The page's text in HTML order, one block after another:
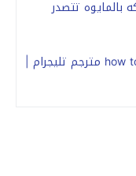
بالمايوه تتصدر
شاهد فيلم how to lose a guy in 10 days مترجم تليجرام |